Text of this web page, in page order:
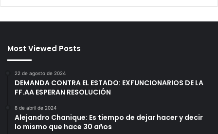
Most Viewed Posts
22 de agosto de 2024
DEMANDA CONTRA EL ESTADO: EXFUNCIONARIOS DE LA
FF.AA ESPERAN RESOLUCIÓN
8 de abril de 2024
Alejandro Chanique: Es tiempo de dejar hacer y decir
lo mismo que hace 30 años